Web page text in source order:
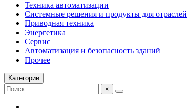
Техника автоматизации
Системные решения и продукты для отраслей
Приводная техника
Энергетика
Сервис
Автоматизация и безопасность зданий
Прочее
Категории
×